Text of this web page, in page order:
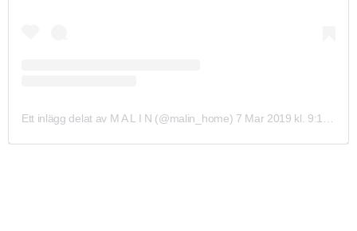
Ett inlägg delat av M A L I N (@malin_home) 7 Mar 2019 kl. 9:10 PST